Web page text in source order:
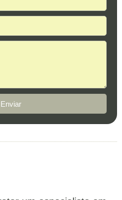
Enviar